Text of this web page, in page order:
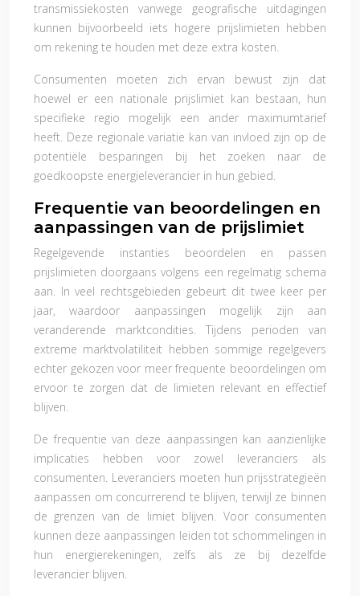
transmissiekosten vanwege geografische uitdagingen
kunnen bijvoorbeeld iets hogere prijslimieten hebben
om rekening te houden met deze extra kosten.
Consumenten moeten zich ervan bewust zijn dat
hoewel er een nationale prijslimiet kan bestaan, hun
specifieke regio mogelijk een ander maximumtarief
heeft. Deze regionale variatie kan van invloed zijn op de
potentiële besparingen bij het zoeken naar de
goedkoopste energieleverancier in hun gebied.
Frequentie van beoordelingen en
aanpassingen van de prijslimiet
Regelgevende instanties beoordelen en passen
prijslimieten doorgaans volgens een regelmatig schema
aan. In veel rechtsgebieden gebeurt dit twee keer per
jaar, waardoor aanpassingen mogelijk zijn aan
veranderende marktcondities. Tijdens perioden van
extreme marktvolatiliteit hebben sommige regelgevers
echter gekozen voor meer frequente beoordelingen om
ervoor te zorgen dat de limieten relevant en effectief
blijven.
De frequentie van deze aanpassingen kan aanzienlijke
implicaties hebben voor zowel leveranciers als
consumenten. Leveranciers moeten hun prijsstrategieën
aanpassen om concurrerend te blijven, terwijl ze binnen
de grenzen van de limiet blijven. Voor consumenten
kunnen deze aanpassingen leiden tot schommelingen in
hun energierekeningen, zelfs als ze bij dezelfde
leverancier blijven.